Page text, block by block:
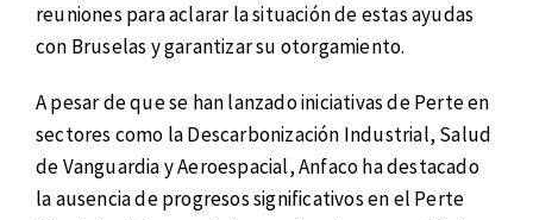
reuniones para aclarar la situación de estas ayudas
con Bruselas y garantizar su otorgamiento.
A pesar de que se han lanzado iniciativas de Perte en
sectores como la Descarbonización Industrial, Salud
de Vanguardia y Aeroespacial, Anfaco ha destacado
la ausencia de progresos significativos en el Perte